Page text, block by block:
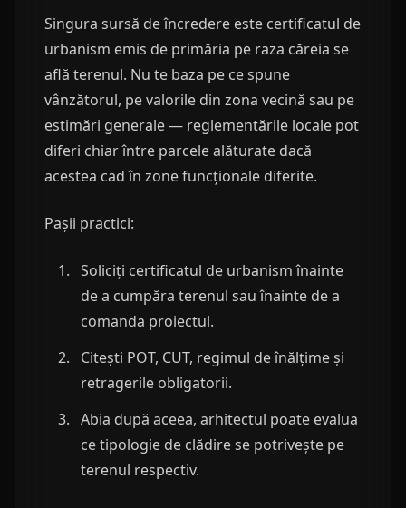
Singura sursă de încredere este certificatul de
urbanism emis de primăria pe raza căreia se
află terenul. Nu te baza pe ce spune
vânzătorul, pe valorile din zona vecină sau pe
estimări generale — reglementările locale pot
diferi chiar între parcele alăturate dacă
acestea cad în zone funcționale diferite.
Pașii practici:
Soliciți certificatul de urbanism înainte
de a cumpăra terenul sau înainte de a
comanda proiectul.
Citești POT, CUT, regimul de înălțime și
retragerile obligatorii.
Abia după aceea, arhitectul poate evalua
ce tipologie de clădire se potrivește pe
terenul respectiv.